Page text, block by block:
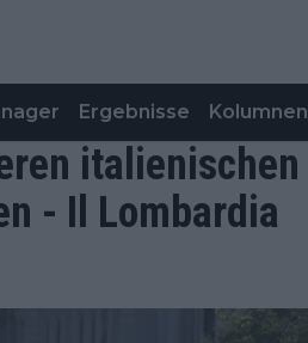
Ergebnisse Kolumnen
italienischen
- Il Lombardia